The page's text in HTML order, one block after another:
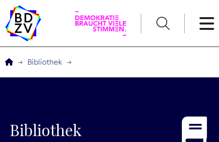
Service
Bibliothek
Bibliothek